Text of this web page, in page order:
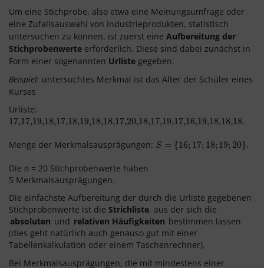
Um eine Stichprobe, also etwa eine Meinungsumfrage oder
eine Zufallsauswahl von Industrieprodukten, statistisch
untersuchen zu können, ist zuerst eine Aufbereitung der
Stichprobenwerte erforderlich. Diese sind dabei zunächst in
Form einer sogenannten Urliste gegeben.
Beispiel: untersuchtes Merkmal ist das Alter der Schüler eines
Kurses
Urliste:
17,17,19,18,17,18,19,18,18,17,20,18,17,19,17,16,19,18,18,18.
17,17,19,18,17,18,19,18,18,17,20,18,17,19,17,16,19,18,18,18.
Menge der Merkmalsausprägungen: S = {16; 17; 18; 19; 20}.
S= {16;17; 18; 19;20}.
Die n = 20 Stichprobenwerte haben
5 Merkmalsausprägungen.
Die einfachste Aufbereitung der durch die Urliste gegebenen
Stichprobenwerte ist die Strichliste, aus der sich die
absoluten und relativen Häufigkeiten bestimmen lassen
(dies geht natürlich auch genauso gut mit einer
Tabellenkalkulation oder einem Taschenrechner).
Bei Merkmalsausprägungen, die mit mindestens einer